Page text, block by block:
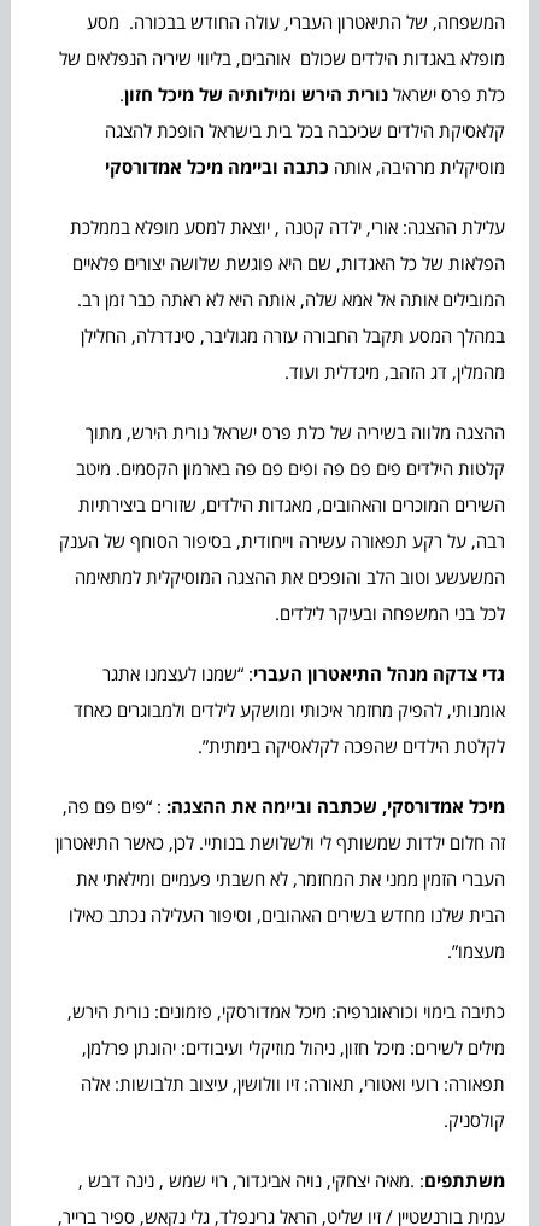
המשפחה, של התיאטרון העברי, עולה החודש בבכורה. מסע
מופלא באגדות הילדים שכולם אוהבים, בליווי שיריה הנפלאים של
כלת פרס ישראלנורית הירש ומילותיה של מיכל חזון.
קלאסיקת הילדים שכיכבה בכל בית בישראל הופכת להצגה
מוסיקלית מרהיבה, אותה כתבה וביימה מיכל אמדורסקי
עלילת ההצגה: אורי, ילדה קטנה , יוצאת למסע מופלא בממלכת
הפלאות של כל האגדות, שם היא פוגשת שלושה יצורים פלאיים
המובילים אותה אל אמא שלה, אותה היא לא ראתה כבר זמן רב.
במהלך המסע תקבל החבורה עזרה מגוליבר, סינדרלה, החלילן
מהמלין, דג הזהב, מיגדלית ועוד.
ההצגה מלווה בשיריה של כלת פרס ישראל נורית הירש, מתוך
קלטות הילדים פים פם פה ופים פם פה בארמון הקסמים. מיטב
השירים המוכרים והאהובים, מאגדות הילדים, שזורים ביצירתיות
רבה, על רקע תפאורה עשירה וייחודית, בסיפור הסוחף של הענק
המשעשע וטוב הלב והופכים את ההצגה המוסיקלית למתאימה
לכל בני המשפחה ובעיקר לילדים.
גדי צדקה מנהל התיאטרון העברי: “שמנו לעצמנו אתגר
אומנותי, להפיק מחזמר איכותי ומושקע לילדים ולמבוגרים כאחד
לקלטת הילדים שהפכה לקלאסיקה בימתית”.
מיכל אמדורסקי, שכתבה וביימה את ההצגה: : “פים פם פה,
זה חלום ילדות שמשותף לי ולשלושת בנותיי. לכן, כאשר התיאטרון
העברי הזמין ממני את המחזמר, לא חשבתי פעמיים ומילאתי את
הבית שלנו מחדש בשירים האהובים, וסיפור העלילה נכתב כאילו
מעצמו”.
כתיבה בימוי וכוראוגרפיה: מיכל אמדורסקי, פזמונים: נורית הירש,
מילים לשירים: מיכל חזון, ניהול מוזיקלי ועיבודים: יהונתן פרלמן,
תפאורה: רועי ואטורי, תאורה: זיו וולושין, עיצוב תלבושות: אלה
קולסניק.
משתתפים: .מאיה יצחקי, נויה אביגדור, רוי שמש , נינה דבש ,
עמית בורנשטיין / זיו שליט, הראל גרינפלד, גלי נקאש, ספיר ברייר,